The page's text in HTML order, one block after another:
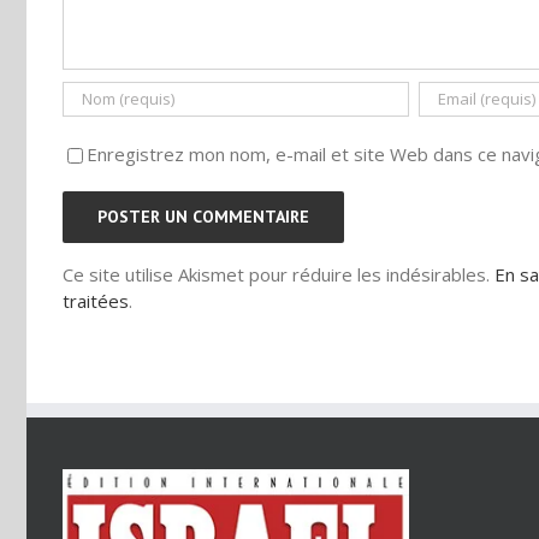
Enregistrez mon nom, e-mail et site Web dans ce
Ce site utilise Akismet pour réduire les indésirables. En
traitées.